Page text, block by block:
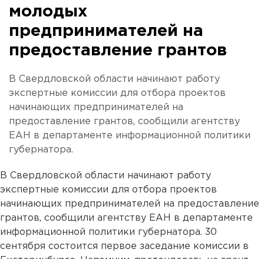
молодых
предпринимателей на
предоставление грантов
В Свердловской области начинают работу
экспертные комиссии для отбора проектов
начинающих предпринимателей на
предоставление грантов, сообщили агентству
ЕАН в департаменте информационной политики
губернатора.
В Свердловской области начинают работу
экспертные комиссии для отбора проектов
начинающих предпринимателей на предоставление
грантов, сообщили агентству ЕАН в департаменте
информационной политики губернатора. 30
сентября состоится первое заседание комиссии в